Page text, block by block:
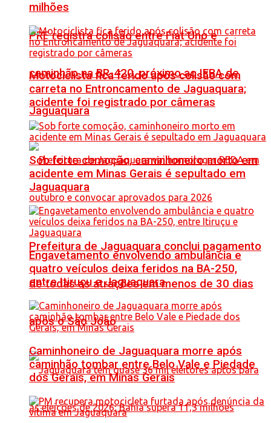
PRF registra colisão entre Fiat Uno e
caminhão na BR-420, próximo ao IFBA de
Jaguaquara
Prefeitura de Jaguaquara conclui pagamento
de todas as atrações em menos de 30 dias
após o São João
milhões
Motociclista fica ferido após colisão com
carreta no Entroncamento de Jaguaquara;
acidente foi registrado por câmeras
Sob forte comoção, caminhoneiro morto em
acidente em Minas Gerais é sepultado em
Jaguaquara
Engavetamento envolvendo ambulância e
quatro veículos deixa feridos na BA-250,
entre Itiruçu e Jaguaquara
Caminhoneiro de Jaguaquara morre após
caminhão tombar entre Belo Vale e Piedade
dos Gerais, em Minas Gerais